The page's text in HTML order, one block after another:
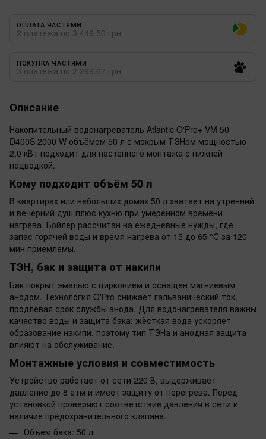
ОПЛАТА ЧАСТЯМИ
2 платежа по 3 449.50 грн
ПОКУПКА ЧАСТЯМИ
3 платежа по 2 299.67 грн
Описание
Накопительный водонагреватель Atlantic O'Pro+ VM 50
D400S 2000 W объёмом 50 л с мокрым ТЭНом мощностью
2,0 кВт подходит для настенного монтажа с нижней
подводкой.
Кому подходит объём 50 л
В квартирах или небольших домах 50 л хватает на утренний
и вечерний душ плюс кухню при умеренном времени
нагрева. Бойлер рассчитан на ежедневные нужды, где
запас горячей воды и время нагрева от 15 до 65 °C за 120
мин приемлемы.
ТЭН, бак и защита от накипи
Бак покрыт эмалью с цирконием и оснащён магниевым
анодом. Технология O'Pro снижает гальванический ток,
продлевая срок службы анода. Для водонагревателя важны
качество воды и защита бака: жёсткая вода ускоряет
образование накипи, поэтому тип ТЭНа и анодная защита
влияют на обслуживание.
Монтажные условия и совместимость
Устройство работает от сети 220 В, выдерживает
давление до 8 атм и имеет защиту от перегрева. Перед
установкой проверяют соответствие давления в сети и
наличие предохранительного клапана.
Объём бака: 50 л